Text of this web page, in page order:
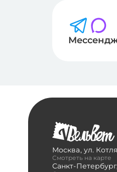
Москва, ул.
Смотреть на карте
Санкт-Петербург